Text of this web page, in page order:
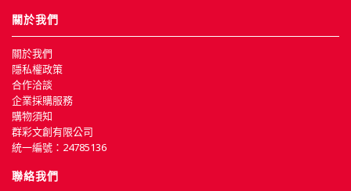
關於我們
關於我們
隱私權政策
合作洽談
企業採購服務
購物須知
群彩文創有限公司
統一編號：24785136
聯絡我們